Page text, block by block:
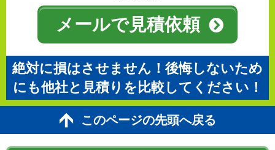
メールで見積依頼
絶対に損はさせません！後悔しないため
にも他社と見積りを比較してください！
このページの先頭へ戻る